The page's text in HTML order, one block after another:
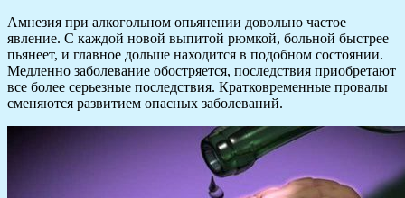
Амнезия при алкогольном опьянении довольно частое
явление. С каждой новой выпитой рюмкой, больной быстрее
пьянеет, и главное дольше находится в подобном состоянии.
Медленно заболевание обостряется, последствия приобретают
все более серьезные последствия. Кратковременные провалы
сменяются развитием опасных заболеваний.